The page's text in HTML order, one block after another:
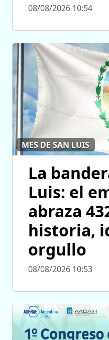
08/08/2026 10:54
MES DE SAN LUIS
La
Luis: el
abraza
historia,
orgullo
08/08/2026 10:53